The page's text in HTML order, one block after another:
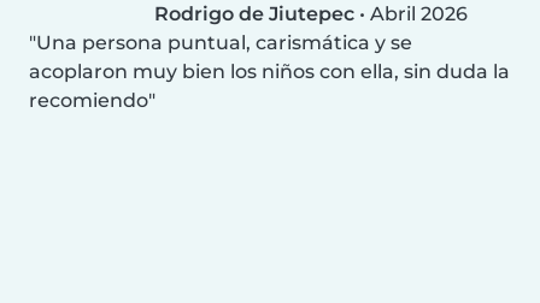
Rodrigo de Jiutepec • Abril 2026
Una persona puntual, carismática y se
acoplaron muy bien los niños con ella, sin duda la
recomiendo